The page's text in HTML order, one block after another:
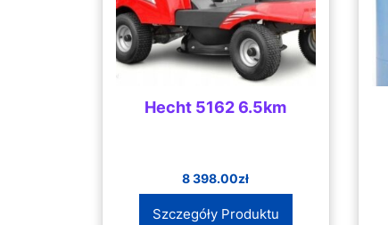
Hecht 5162 6.5km
8 398.00zł
Szczegóły Produktu